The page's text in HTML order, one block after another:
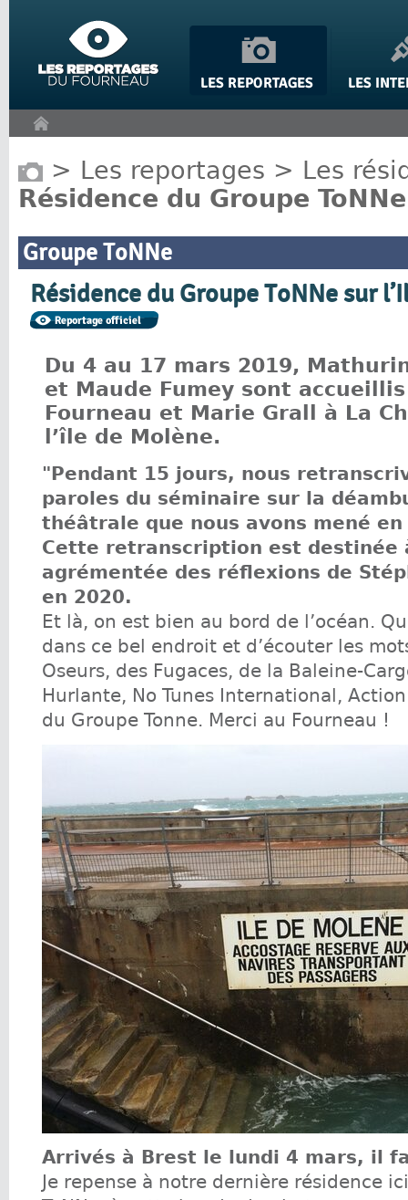
> Les reportages > Les
Résidence du Groupe
Groupe ToNNe
Résidence du Groupe ToNNe sur
Du 4 au 17 mars 2019,
et Maude Fumey sont
Fourneau et Marie Grall à La
l’île de Molène.
"Pendant 15 jours, nous
paroles du séminaire sur la
théâtrale que nous avons mené
Cette retranscription est destinée
agrémentée des réflexions de
en 2020.
Et là, on est bien au bord de l’océan.
dans ce bel endroit et d’écouter les
Oseurs, des Fugaces, de la Baleine-
Hurlante, No Tunes International, Action
du Groupe Tonne. Merci au Fourneau !
Arrivés à Brest le lundi 4 mars, il
Je repense à notre dernière résidence